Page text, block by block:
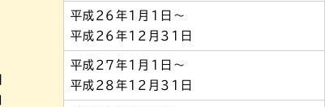
平成26年1月1日～
平成26年12月31日
平成27年1月1日～
平成28年12月31日